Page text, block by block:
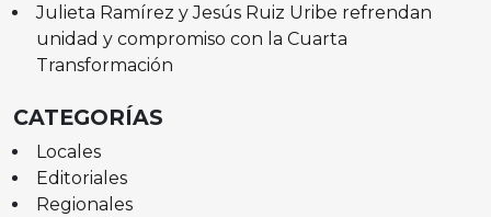
Julieta Ramírez y Jesús Ruiz Uribe refrendan
unidad y compromiso con la Cuarta
Transformación
CATEGORÍAS
Locales
Editoriales
Regionales